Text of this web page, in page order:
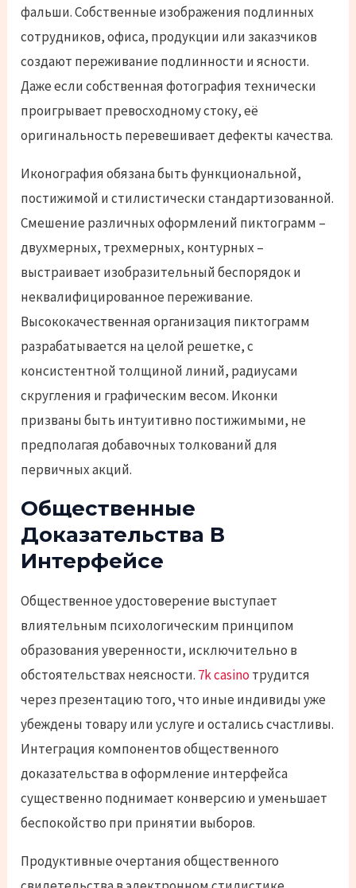
фальши. Собственные изображения подлинных
сотрудников, офиса, продукции или заказчиков
создают переживание подлинности и ясности.
Даже если собственная фотография технически
проигрывает превосходному стоку, её
оригинальность перевешивает дефекты качества.
Иконография обязана быть функциональной,
постижимой и стилистически стандартизованной.
Смешение различных оформлений пиктограмм –
двухмерных, трехмерных, контурных –
выстраивает изобразительный беспорядок и
неквалифицированное переживание.
Высококачественная организация пиктограмм
разрабатывается на целой решетке, с
консистентной толщиной линий, радиусами
скругления и графическим весом. Иконки
призваны быть интуитивно постижимыми, не
предполагая добавочных толкований для
первичных акций.
Общественные
Доказательства В
Интерфейсе
Общественное удостоверение выступает
влиятельным психологическим принципом
образования уверенности, исключительно в
обстоятельствах неясности. 7k casino трудится
через презентацию того, что иные индивиды уже
убеждены товару или услуге и остались счастливы.
Интеграция компонентов общественного
доказательства в оформление интерфейса
существенно поднимает конверсию и уменьшает
беспокойство при принятии выборов.
Продуктивные очертания общественного